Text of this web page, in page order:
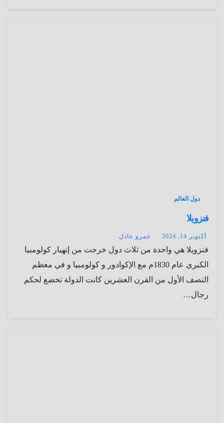
دول العالم
فنزويلا
أكتوبر 14, 2024 عمرو عادل
فنزويلا هي واحدة من ثلاث دول خرجت من إنهيار كولومبيا
الكبرى عام 1830م مع الإكوادور و كولومبيا و في معظم
النصف الأول من القرن العشرين كانت الدولة تخضع لحكم
رجال…